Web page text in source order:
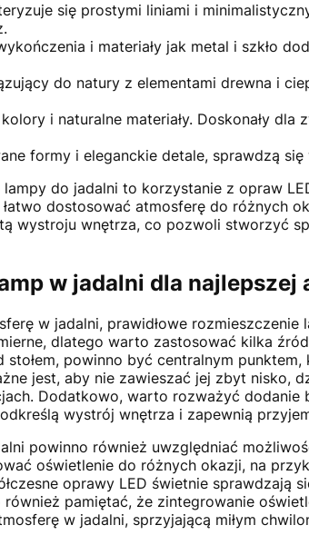
się prostymi liniami i
i materiały jak metal i szkło
do natury z elementami drewna i
i naturalne materiały. Doskonały
formy i eleganckie detale, sprawdzą
do jadalni to korzystanie z opraw
łatwo dostosować atmosferę do różnych
wystroju wnętrza, co pozwoli stworzyć
w jadalni dla najlepszej
w jadalni, prawidłowe rozmieszczenie
dlatego warto zastosować kilka
stołem, powinno być centralnym
jest, aby nie zawieszać jej zbyt nisko,
Dodatkowo, warto rozważyć dodanie
wystrój wnętrza i zapewnią
powinno również uwzględniać
oświetlenie do różnych okazji, na
oprawy LED świetnie sprawdzają
pamiętać, że zintegrowanie
w jadalni, sprzyjającą miłym